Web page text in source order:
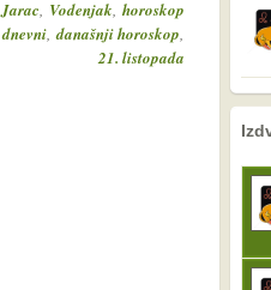
Jarac, Vodenjak, horoskop
dnevni,današnji horoskop,
21. listopada
nema prethodne
sljedeće